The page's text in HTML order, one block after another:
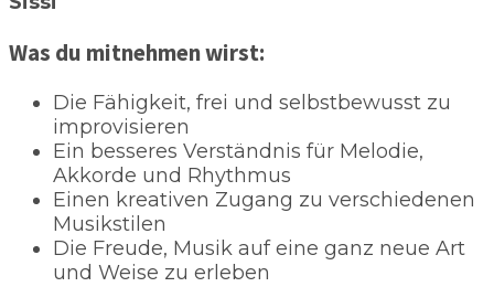
Was du mitnehmen wirst:
Die Fähigkeit, frei und selbstbewusst zu
improvisieren
Ein besseres Verständnis für Melodie,
Akkorde und Rhythmus
Einen kreativen Zugang zu verschiedenen
Musikstilen
Die Freude, Musik auf eine ganz neue Art
und Weise zu erleben